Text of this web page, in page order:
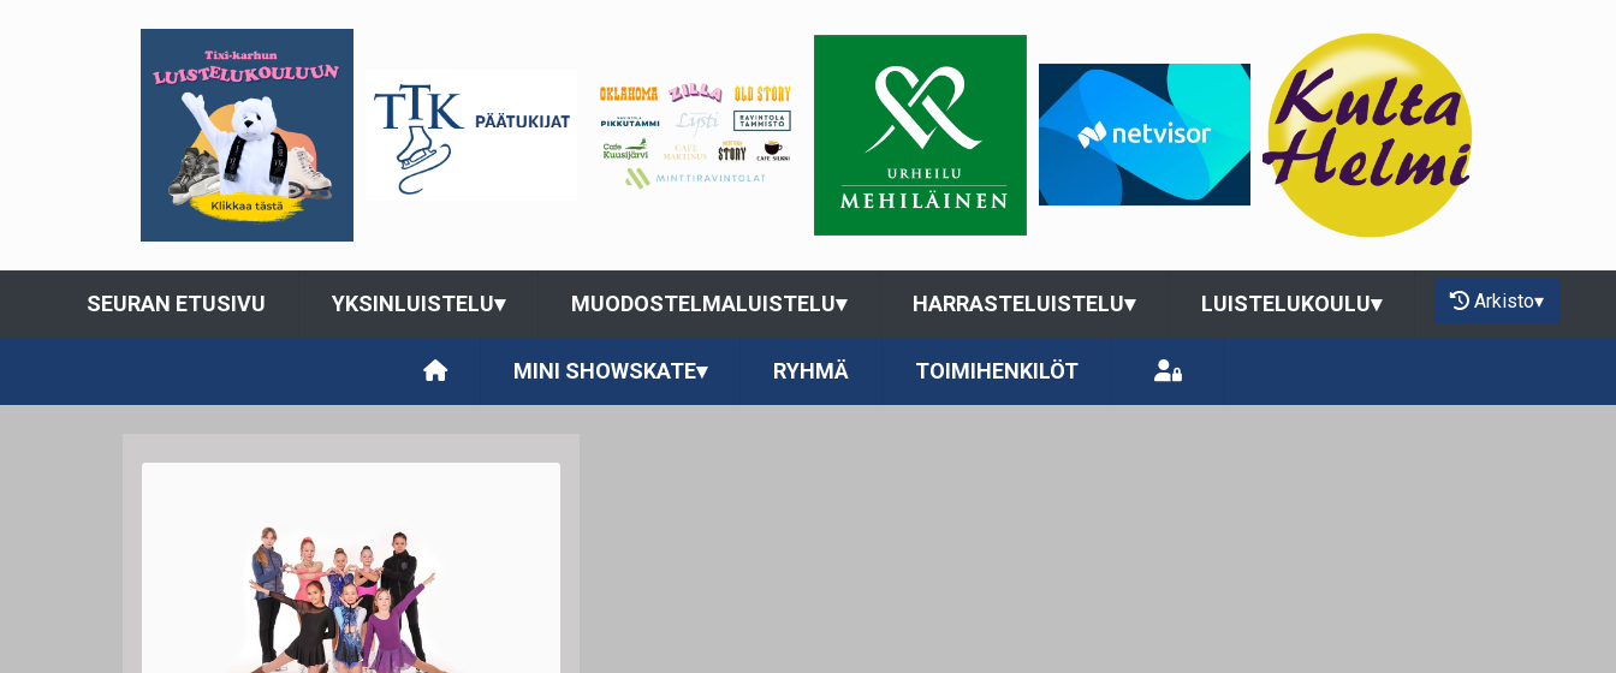
SEURAN ETUSIVU YKSINLUISTELU▾ MUODOSTELMALUISTELU▾ HARRASTELUISTELU▾ LUISTELUKOULU▾ Arkisto▾
MINI SHOWSKATE▾ RYHMÄ TOIMIHENKILÖT